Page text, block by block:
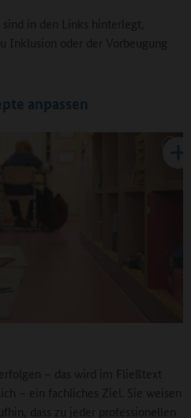
in den Links hinterlegt,
Inklusion oder der Vorbeugung
anpassen
– das wird im Fließtext
– ein fachliches Ziel. Sie weisen
dass zu jeder professionellen